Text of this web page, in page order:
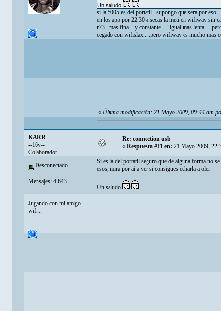
Un saludo
si la 5005 es del portatil...supongo que sera por
en los app por 22.30 a secas la meti en wifiway sin
r73...mas fina ...y constante..... igual mas
cegado con wifislax.....pero wifiway es mucho mas
«Última modificación: 21 Mayo 2009, 09:44 am
KARR
--16v--
Colaborador
Desconectado
Mensajes: 4.643
Jugando con mi amigo
wifi...
Re: connection usb
« Respuesta #11 en: 21 Mayo 2009,
Si es la del portatil seguro que de alguna forma no
esos, mira por aí a ver si consigues echarla a oler
Un saludo